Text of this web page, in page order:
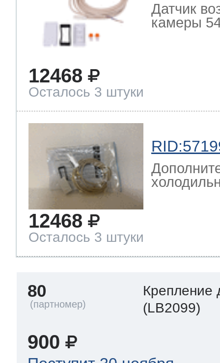
Датчик
камеры
12468
Осталось 3 штуки
12468
Осталось 3 штуки
80
Крепление
(LB2099)
900